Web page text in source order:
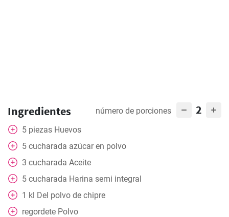
Ingredientes número de porciones 2
5 piezas Huevos
5 cucharada azúcar en polvo
3 cucharada Aceite
5 cucharada Harina semi integral
1 kl Del polvo de chipre
regordete Polvo